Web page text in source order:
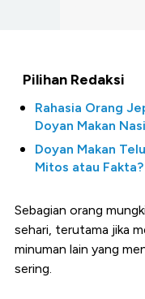
Pilihan Redaksi
Rahasia Orang
Doyan Makan Nasi
Doyan Makan
Mitos atau Fakta?
Sebagian orang
sehari, terutama jika
minuman lain yang
sering.